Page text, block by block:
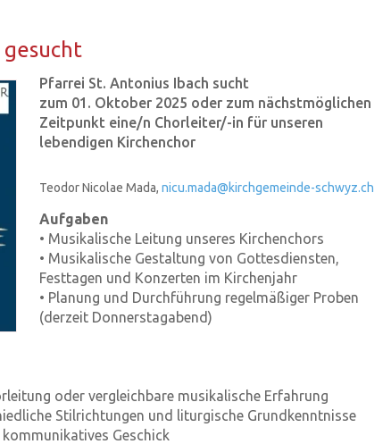
Pfarrei St. Antonius Ibach sucht
zum 01. Oktober 2025 oder zum nächstmöglichen
Zeitpunkt eine/n Chorleiter/-in für unseren
lebendigen Kirchenchor
Teodor Nicolae Mada, nicu.mada@kirchgemeinde-schwyz.ch
Aufgaben
• Musikalische Leitung unseres Kirchenchors
• Musikalische Gestaltung von Gottesdiensten,
Festtagen und Konzerten im Kirchenjahr
• Planung und Durchführung regelmäßiger Proben
(derzeit Donnerstagabend)
oder vergleichbare musikalische Erfahrung
Stilrichtungen und liturgische Grundkenntnisse
Geschick